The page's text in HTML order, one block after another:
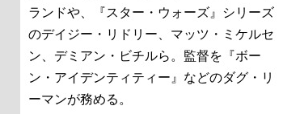
ランドや、『スター・ウォーズ』シリーズ
のデイジー・リドリー、マッツ・ミケルセ
ン、デミアン・ビチルら。監督を『ボー
ン・アイデンティティー』などのダグ・リ
ーマンが務める。